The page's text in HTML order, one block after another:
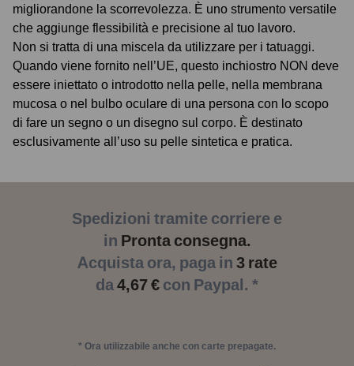
migliorandone la scorrevolezza. È uno strumento versatile
che aggiunge flessibilità e precisione al tuo lavoro.
Non si tratta di una miscela da utilizzare per i tatuaggi.
Quando viene fornito nell’UE, questo inchiostro NON deve
essere iniettato o introdotto nella pelle, nella membrana
mucosa o nel bulbo oculare di una persona con lo scopo
di fare un segno o un disegno sul corpo. È destinato
esclusivamente all’uso su pelle sintetica e pratica.
Spedizioni tramite corriere e
in Pronta consegna.
Acquista ora, paga in 3 rate
da4,67 € con Paypal. *
* Ora utilizzabile anche con carte prepagate.